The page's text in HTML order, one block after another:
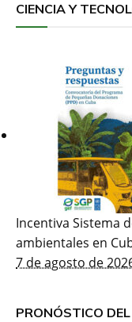
CIENCIA Y
Incentiva Sistema
ambientales en
7 de agosto de
PRONÓSTICO